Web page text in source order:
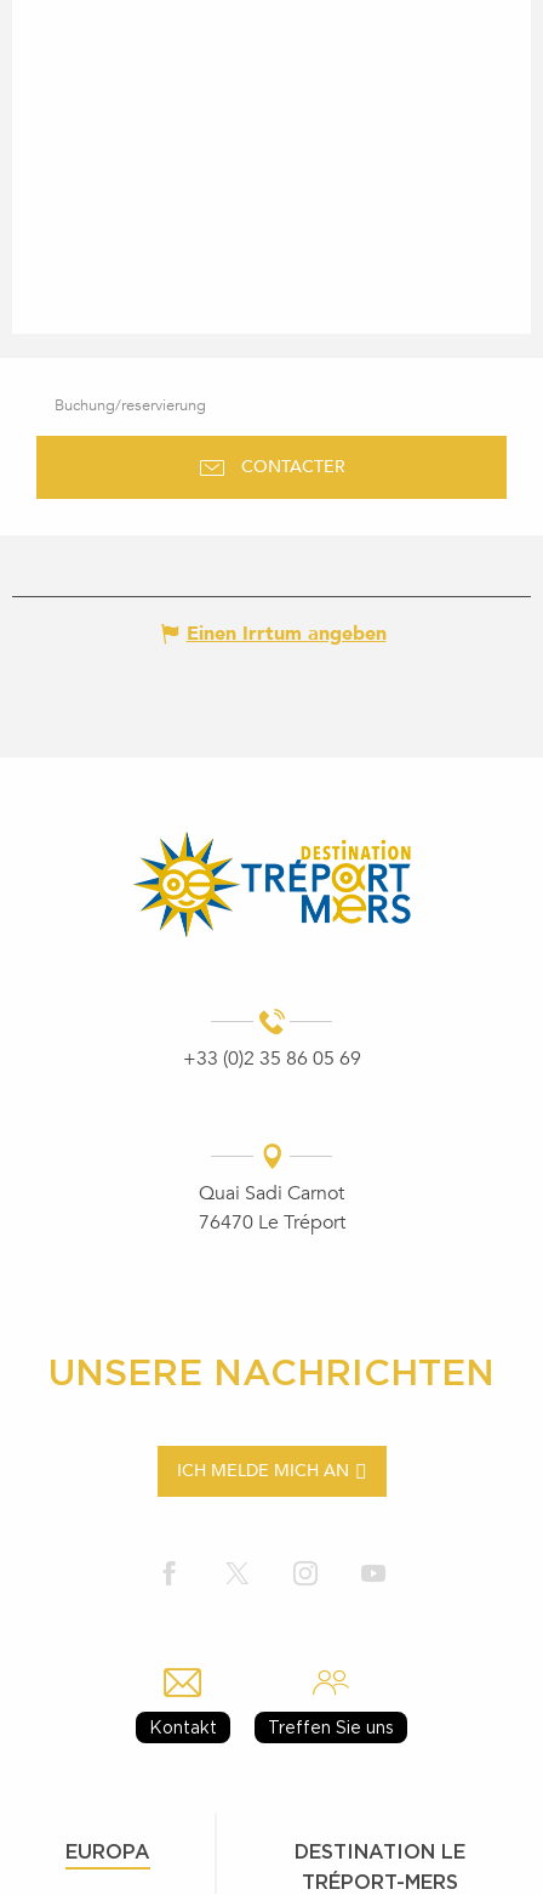
Buchung/reservierung
CONTACTER
Einen Irrtum angeben
+33 (0)2 35 86 05 69
Quai Sadi Carnot
76470 Le Tréport
UNSERE NACHRICHTEN
ICH MELDE MICH AN
Kontakt Treffen Sie uns
EUROPA
DESTINATION LE
TRÉPORT-MERS